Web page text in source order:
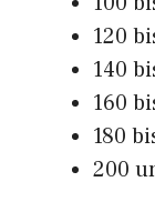
120
140
160
180
200